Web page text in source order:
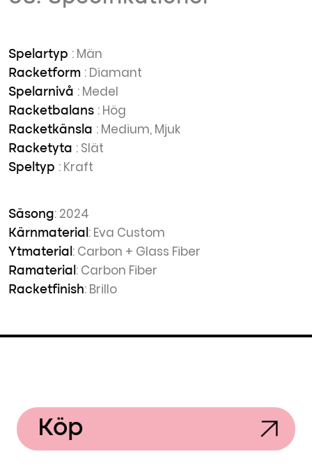
Spelartyp : Män
Racketform : Diamant
Spelarnivå : Medel
Racketbalans : Hög
Racketkänsla : Medium, Mjuk
Racketyta : Slät
Speltyp : Kraft
Säsong: 2024
Kärnmaterial : Eva Custom
Ytmaterial : Carbon + Glass Fiber
Ramaterial : Carbon Fiber
Racketfinish: Brillo
Köp